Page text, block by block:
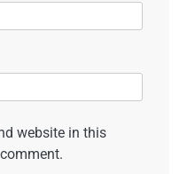
website in this